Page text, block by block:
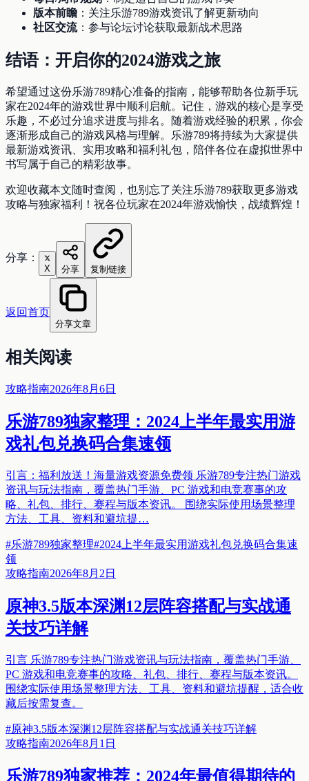
版本前瞻 ：关注乐游789游戏资讯了解更新动向
社区交流：参与论坛讨论获取最新战术思路
结语：开启你的2024游戏之旅
希望通过这份乐游789精心准备的指南，能够帮助各位新手玩
家在2024年的游戏世界中顺利启航。记住，游戏的核心是享受
乐趣，不必过分追求进度与排名。随着游戏经验的积累，你会
逐渐形成自己的游戏风格与理解。乐游789将持续为大家提供
最新游戏资讯、实用攻略和福利礼包，陪伴各位在虚拟世界中
书写属于自己的精彩故事。
欢迎收藏本文随时查阅，也别忘了关注乐游789获取更多游戏
攻略与独家福利！祝各位玩家在2024年游戏愉快，战绩辉煌！
分享：
X 分享 复制链接
返回首页
分享文章
相关阅读
攻略指南2026年8月6日
乐游789独家整理：2024上半年最实用游
戏礼包兑换码合集速领
引言：福利放送！海量游戏资源免费领 乐游789专注热门游戏
资讯与玩法指南，覆盖热门手游、PC 游戏和电竞赛事的攻
略、礼包、排行、赛程与版本资讯。 围绕实际使用场景整理
方法、工具、资料和避坑提…
#乐游789独家整理#2024上半年最实用游戏礼包兑换码合集速
领
攻略指南2026年8月2日
原神3.5版本深渊12层阵容搭配与实战通
关技巧详解
引言 乐游789专注热门游戏资讯与玩法指南，覆盖热门手游、
PC 游戏和电竞赛事的攻略、礼包、排行、赛程与版本资讯。
围绕实际使用场景整理方法、工具、资料和避坑提醒，适合收
藏后按需复查。
#原神3.5版本深渊12层阵容搭配与实战通关技巧详解
攻略指南2026年8月1日
乐游789独家推荐：2024年最值得期待的